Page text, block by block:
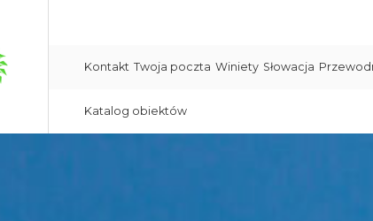
Kontakt Twoja poczta Winiety Słowacja
Katalog obiektów